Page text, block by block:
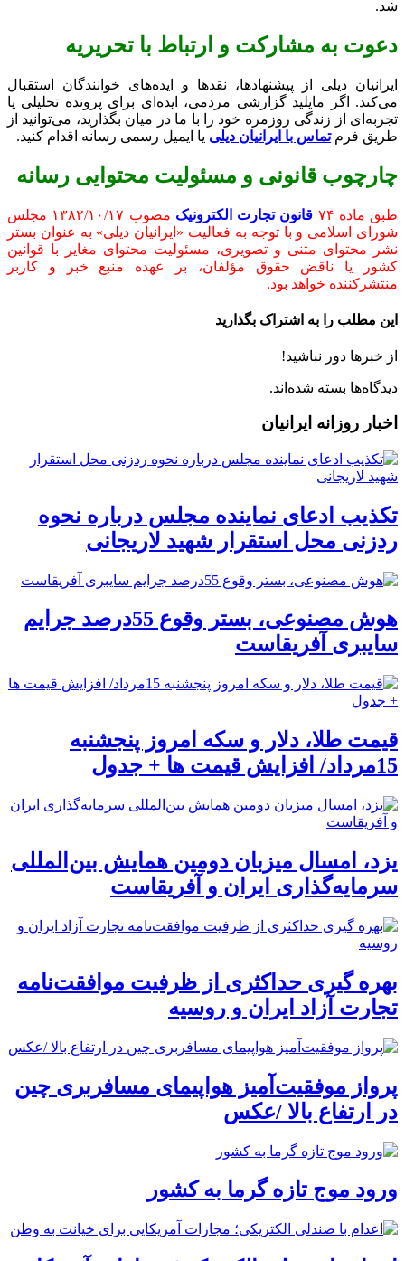
شد.
دعوت به مشارکت و ارتباط با تحریریه
ایرانیان دیلی از پیشنهادها، نقدها و ایده‌های خوانندگان استقبال
می‌کند. اگر مایلید گزارشی مردمی، ایده‌ای برای پرونده تحلیلی یا
تجربه‌ای از زندگی روزمره خود را با ما در میان بگذارید، می‌توانید از
طریق فرمتماس با ایرانیان دیلی یا ایمیل رسمی رسانه اقدام کنید.
چارچوب قانونی و مسئولیت محتوایی رسانه
طبق ماده ۷۴ قانون تجارت الکترونیک
مصوب ۱۳۸۲/۱۰/۱۷ مجلس
شورای اسلامی و با توجه به فعالیت «ایرانیان دیلی» به عنوان بستر
نشر محتوای متنی و تصویری، مسئولیت محتوای مغایر با قوانین
کشور یا ناقض حقوق مؤلفان، بر عهده منبع خبر و کاربر
منتشرکننده خواهد بود.
این مطلب را به اشتراک بگذارید
از خبرها دور نباشید!
دیدگاه‌ها بسته شده‌اند.
اخبار روزانه ایرانیان
تکذیب ادعای نماینده مجلس درباره نحوه
ردزنی محل استقرار شهید لاریجانی
هوش مصنوعی، بستر وقوع 55درصد جرایم
سایبری آفریقاست
قیمت طلا، دلار و سکه امروز پنجشنبه
15مرداد/ افزایش قیمت ها + جدول
یزد، امسال میزبان دومین همایش بین‌المللی
سرمایه‌گذاری ایران و آفریقاست
بهره گیری حداکثری از ظرفیت موافقت‌نامه
تجارت آزاد ایران و روسیه
پرواز موفقیت‌آمیز هواپیمای مسافربری چین
در ارتفاع بالا /عکس
ورود موج تازه گرما به کشور